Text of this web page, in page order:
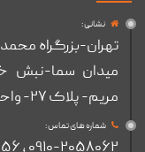
نشانی :
تهران-بزرگراه
میدان سما-نبش
مریم- پلاک ۲۷- واحد ۳ - کدپستی ۱۴۵۸۶۵۳۶۱۵
شماره های تماس :